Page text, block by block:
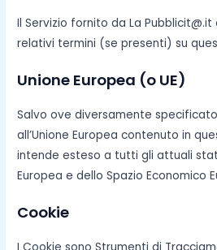
Il Servizio fornito da La
relativi termini (se presenti) su
Unione Europea (o UE)
Salvo ove diversamente
all’Unione Europea contenuto in
intende esteso a tutti gli attuali
Europea e dello Spazio Economico
Cookie